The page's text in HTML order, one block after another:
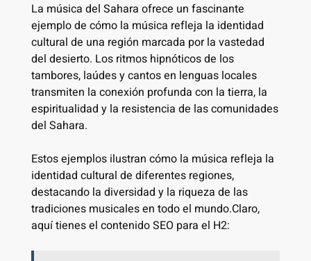
La música del Sahara ofrece un fascinante
ejemplo de cómo la música refleja la identidad
cultural de una región marcada por la vastedad
del desierto. Los ritmos hipnóticos de los
tambores, laúdes y cantos en lenguas locales
transmiten la conexión profunda con la tierra, la
espiritualidad y la resistencia de las comunidades
del Sahara.
Estos ejemplos ilustran cómo la música refleja la
identidad cultural de diferentes regiones,
destacando la diversidad y la riqueza de las
tradiciones musicales en todo el mundo.Claro,
aquí tienes el contenido SEO para el H2: